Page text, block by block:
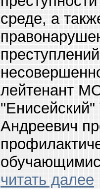
среде, а
лейтенант
Андреевич
читать далее